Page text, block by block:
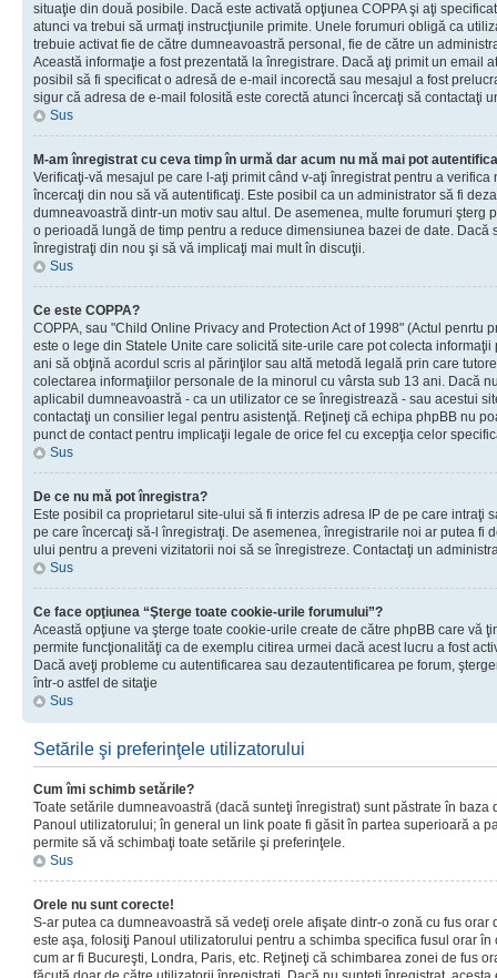
situaţie din două posibile. Dacă este activată opţiunea COPPA şi aţi
atunci va trebui să urmaţi instrucţiunile primite. Unele forumuri obligă ca
trebuie activat fie de către dumneavoastră personal, fie de către un
Această informaţie a fost prezentată la înregistrare. Dacă aţi primit un email
posibil să fi specificat o adresă de e-mail incorectă sau mesajul a fost
sigur că adresa de e-mail folosită este corectă atunci încercaţi să contactaţi
Sus
M-am înregistrat cu ceva timp în urmă dar acum nu mă mai pot
Verificaţi-vă mesajul pe care l-aţi primit când v-aţi înregistrat pentru a
încercaţi din nou să vă autentificaţi. Este posibil ca un administrator să fi
dumneavoastră dintr-un motiv sau altul. De asemenea, multe forumuri şterg
o perioadă lungă de timp pentru a reduce dimensiunea bazei de date. Dacă
înregistraţi din nou şi să vă implicaţi mai mult în discuţii.
Sus
Ce este COPPA?
COPPA, sau "Child Online Privacy and Protection Act of 1998" (Actul penrtu
este o lege din Statele Unite care solicită site-urile care pot colecta
ani să obţină acordul scris al părinţilor sau altă metodă legală prin care
colectarea informaţiilor personale de la minorul cu vârsta sub 13 ani. Dacă
aplicabil dumneavoastră - ca un utilizator ce se înregistrează - sau acestui
contactaţi un consilier legal pentru asistenţă. Reţineţi că echipa phpBB nu
punct de contact pentru implicaţii legale de orice fel cu excepţia celor
Sus
De ce nu mă pot înregistra?
Este posibil ca proprietarul site-ului să fi interzis adresa IP de pe care intraţi
pe care încercaţi să-l înregistraţi. De asemenea, înregistrarile noi ar putea fi
ului pentru a preveni vizitatorii noi să se înregistreze. Contactaţi un
Sus
Ce face opţiunea “Şterge toate cookie-urile forumului”?
Această opţiune va şterge toate cookie-urile create de către phpBB care vă
permite funcţionalităţi ca de exemplu citirea urmei dacă acest lucru a fost
Dacă aveţi probleme cu autentificarea sau dezautentificarea pe forum,
într-o astfel de sitaţie
Sus
Setările şi preferinţele utilizatorului
Cum îmi schimb setările?
Toate setările dumneavoastră (dacă sunteţi înregistrat) sunt păstrate în baza
Panoul utilizatorului; în general un link poate fi găsit în partea superioară a
permite să vă schimbaţi toate setările şi preferinţele.
Sus
Orele nu sunt corecte!
S-ar putea ca dumneavoastră să vedeţi orele afişate dintr-o zonă cu fus orar
este aşa, folosiţi Panoul utilizatorului pentru a schimba specifica fusul orar
cum ar fi Bucureşti, Londra, Paris, etc. Reţineţi că schimbarea zonei de fus